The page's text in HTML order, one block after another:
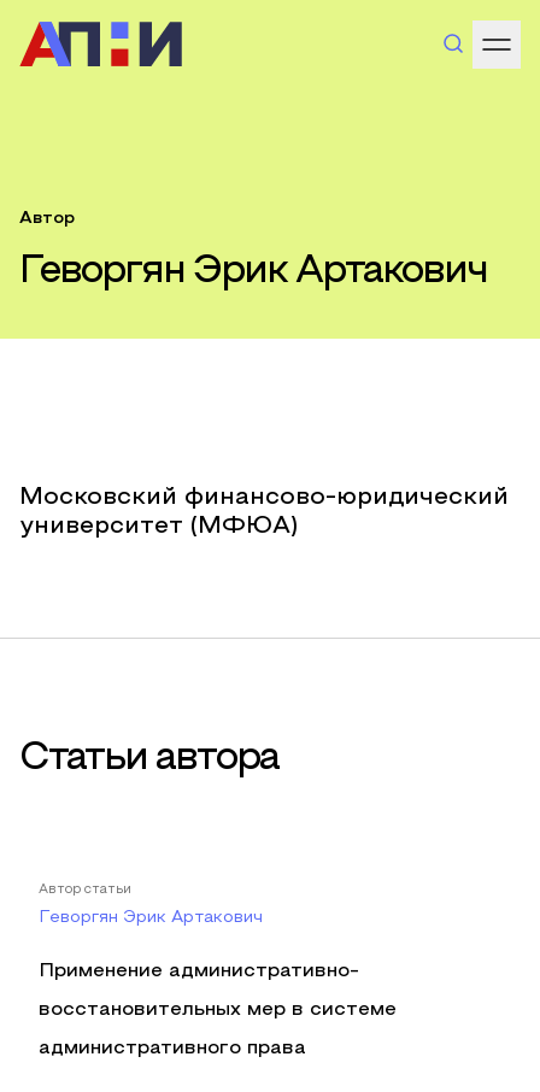
Автор
Геворгян Эрик Артакович
Московский финансово-юридический
университет (МФЮА)
Статьи автора
Автор статьи
Геворгян Эрик Артакович
Применение административно-
восстановительных мер в системе
административного права